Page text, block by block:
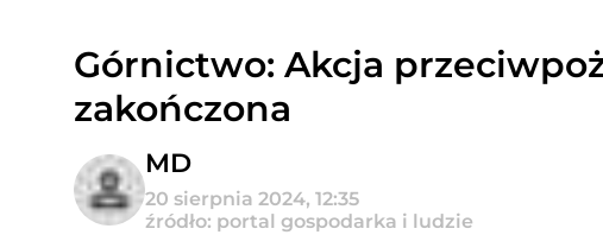
Górnictwo: Akcja
zakończona
MD
20 sierpnia 2024, 12:35
źródło: portal gospodarka i ludzie